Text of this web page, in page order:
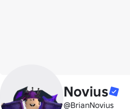
Novius
@BrianNovius